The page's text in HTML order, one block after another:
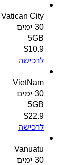
Vatican City
5GB
$10.9
לרכישה
VietNam
5GB
$22.9
לרכישה
Vanuatu